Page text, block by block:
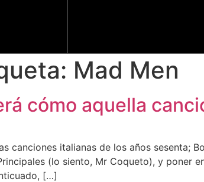
Mad Men
cómo aquella
canciones italianas de los años sesenta;
(lo siento, Mr Coqueto), y poner
[…]